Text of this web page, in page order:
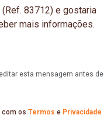
esta mensagem antes de
com os Termos e Privacidade